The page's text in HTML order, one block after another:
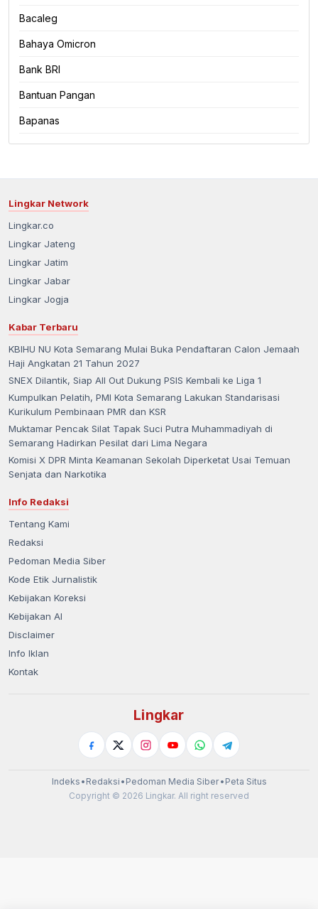
Bacaleg
Bahaya Omicron
Bank BRI
Bantuan Pangan
Bapanas
Lingkar Network
Lingkar.co
Lingkar Jateng
Lingkar Jatim
Lingkar Jabar
Lingkar Jogja
Kabar Terbaru
KBIHU NU Kota Semarang Mulai Buka Pendaftaran Calon Jemaah
Haji Angkatan 21 Tahun 2027
SNEX Dilantik, Siap All Out Dukung PSIS Kembali ke Liga 1
Kumpulkan Pelatih, PMI Kota Semarang Lakukan Standarisasi
Kurikulum Pembinaan PMR dan KSR
Muktamar Pencak Silat Tapak Suci Putra Muhammadiyah di
Semarang Hadirkan Pesilat dari Lima Negara
Komisi X DPR Minta Keamanan Sekolah Diperketat Usai Temuan
Senjata dan Narkotika
Info Redaksi
Tentang Kami
Redaksi
Pedoman Media Siber
Kode Etik Jurnalistik
Kebijakan Koreksi
Kebijakan AI
Disclaimer
Info Iklan
Kontak
Lingkar
Indeks • Redaksi • Pedoman Media Siber• Peta Situs
Copyright © 2026 Lingkar. All right reserved